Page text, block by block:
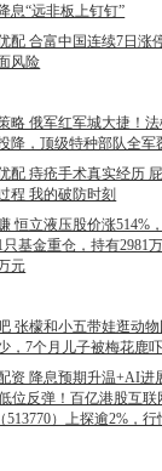
息“远非板上钉钉”
配 合富中国连续7日涨
风险
略 俄军红军城大捷！
降，顶级特种部队全军
配 痔疮手术真实经历
程 我的破防时刻
恒立液压股价涨514%
只基金重仓，持有2981
元
张檬和小五带娃逛动
，7个月儿子被梅花鹿
资 降息预期升温+AI进
位反弹！百亿港股互联
513770）上探逾2%，